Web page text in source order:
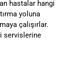
hastalar hangi
yoluna
çalışırlar.
servislerine